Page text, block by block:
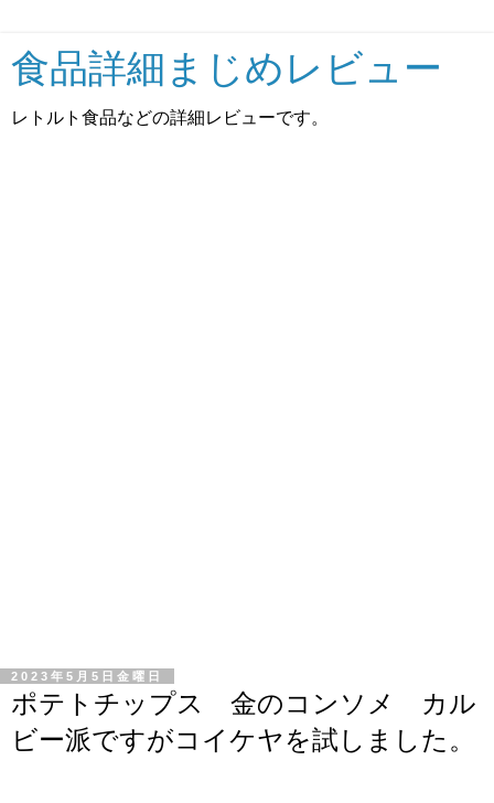
食品詳細まじめレビュー
レトルト食品などの詳細レビューです。
2023年5月5日金曜日
ポテトチップス 金のコンソメ カル
ビー派ですがコイケヤを試しました。